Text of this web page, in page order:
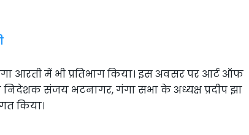
आरती में भी प्रतिभाग किया। इस अवसर पर आर्ट ऑफ
के निदेशक संजय भटनागर, गंगा सभा के अध्यक्ष प्रदीप झा
किया।